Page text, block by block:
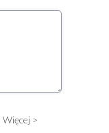
Więcej >